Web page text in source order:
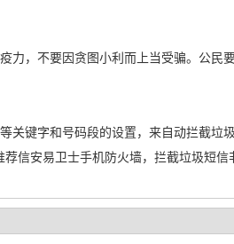
力，不要因贪图小利而上当受骗。公民
关键字和号码段的设置，来自动拦截垃
信安易卫士手机防火墙，拦截垃圾短信